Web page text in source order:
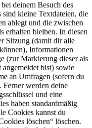
deinem Besuch des
kleine Textdateien, die
ablegt und die zwischen
erhalten bleiben. In diesen
Sitzung (damit dir alle
Informationen
(zur Markierung dieser als
angemeldet bist) sowie
an Umfragen (sofern du
Ferner werden deine
und eine
haben standardmäßig
Cookies kannst du
löschen“ löschen.